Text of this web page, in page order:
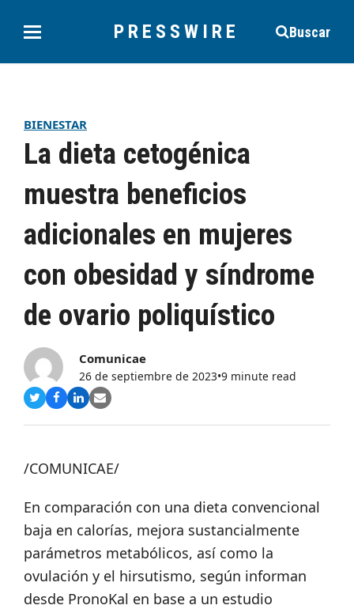
PRESSWIRE Buscar
BIENESTAR
La dieta cetogénica
muestra beneficios
adicionales en mujeres
con obesidad y síndrome
de ovario poliquístico
Comunicae
26 de septiembre de 2023•9 minute read
Compartir
Twitter
Compartir
Facebook
Compartir
LinkedIn
Share
Email
/COMUNICAE/
En comparación con una dieta convencional
baja en calorías, mejora sustancialmente
parámetros metabólicos, así como la
ovulación y el hirsutismo, según informan
desde PronoKal en base a un estudio